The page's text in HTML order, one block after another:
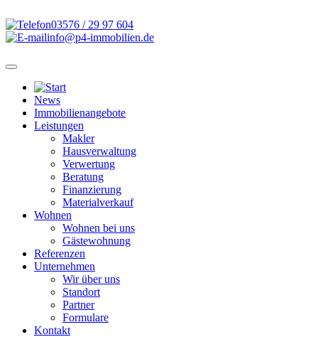
03576 / 29 97 604
info@p4-immobilien.de
News
Immobilienangebote
Leistungen
Makler
Hausverwaltung
Verwertung
Beratung
Finanzierung
Materialverkauf
Wohnen
Wohnen bei uns
Gästewohnung
Referenzen
Unternehmen
Wir über uns
Standort
Partner
Formulare
Kontakt